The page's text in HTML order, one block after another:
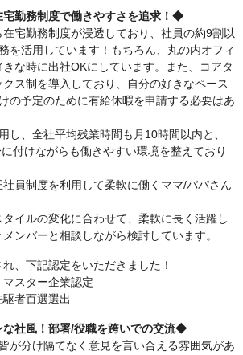
勤務制度で働きやすさを追求！◆
宅勤務制度が浸透しており、社員の約9割以
を活用しています！もちろん、丸の内オフィ
な時に出社OKにしています。また、コアタ
ス制を導入しており、自分の好きなペース
の予定のために有給休暇を申請する必要はあ
し、全社平均残業時間も月10時間以内と、
付けながらも働きやすい環境を整えており
員制度を利用して柔軟に働くママ/パパさん
イルの変化に合わせて、柔軟に長く活躍し
ンバーと相談しながら検討しています。
、下記認定をいただきました！
マスター企業認定
駆者百選選出
社風！部署/役職を跨いでの交流◆
が分け隔てなく意見を言い合える雰囲気があ